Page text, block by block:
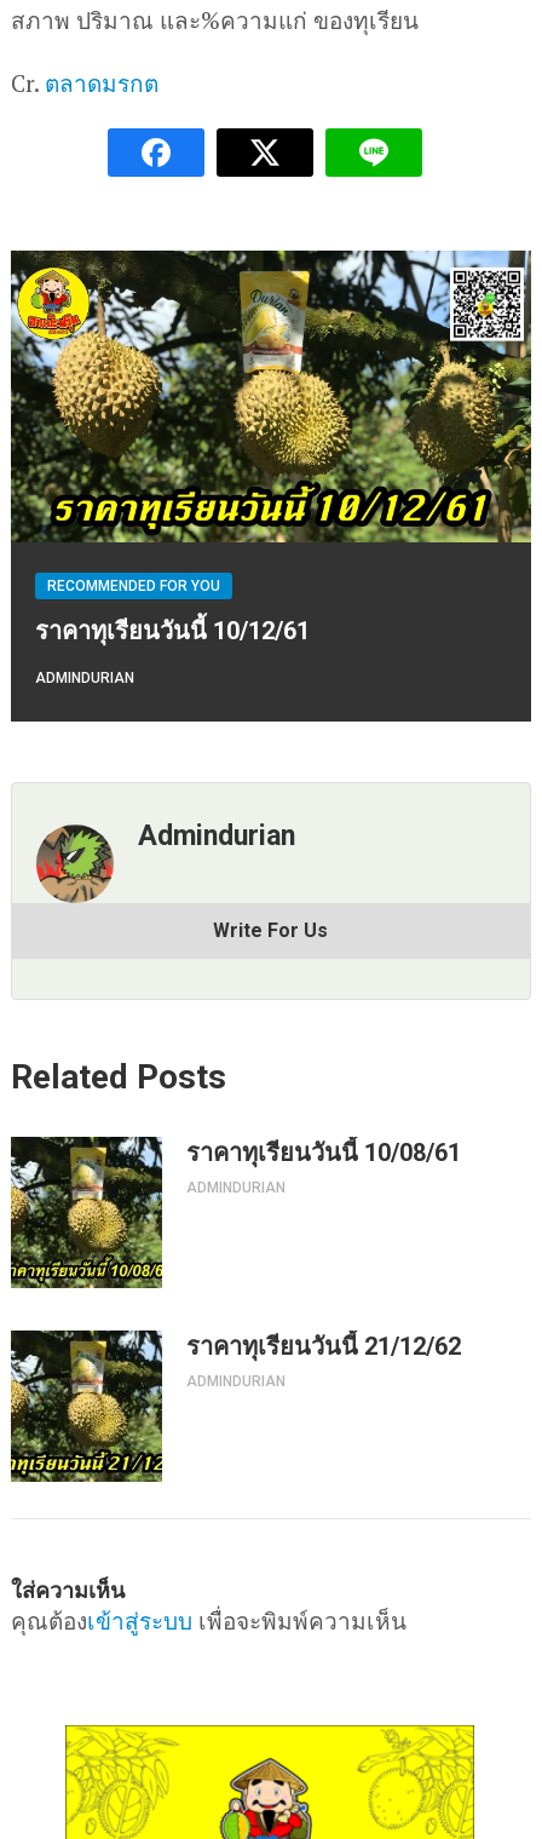
สภาพ ปริมาณ และ%ความแก่ ของทุเรียน
Cr. ตลาดมรกต
RECOMMENDED FOR YOU
ราคาทุเรียนวันนี้ 10/12/61
ADMINDURIAN
Admindurian
Write For Us
Related Posts
ราคาทุเรียนวันนี้ 10/08/61
ADMINDURIAN
ราคาทุเรียนวันนี้ 21/12/62
ADMINDURIAN
ใส่ความเห็น
คุณต้องเข้าสู่ระบบ เพื่อจะพิมพ์ความเห็น